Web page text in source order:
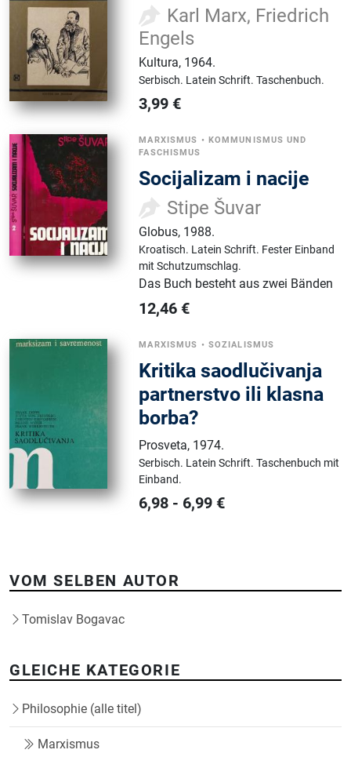
Karl Marx, Friedrich
Engels
Kultura, 1964.
Serbisch. Latein Schrift.Taschenbuch.
3,99 €
MARXISMUS • KOMMUNISMUS UND
FASCHISMUS
Socijalizam i nacije
Stipe Šuvar
Globus, 1988.
Kroatisch. Latein Schrift. Fester Einband
mit Schutzumschlag.
Das Buch besteht aus zwei Bänden
12,46 €
MARXISMUS • SOZIALISMUS
Kritika saodlučivanja
partnerstvo ili klasna
borba?
Prosveta, 1974.
Serbisch. Latein Schrift.Taschenbuch mit
Einband.
6,98 - 6,99 €
VOM SELBEN AUTOR
Tomislav Bogavac
GLEICHE KATEGORIE
Philosophie (alle titel)
Marxismus